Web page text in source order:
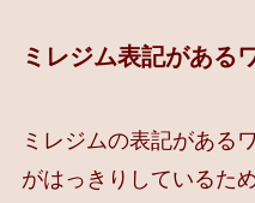
ミレジム表記がある
ミレジムの表記がある
がはっきりしているた